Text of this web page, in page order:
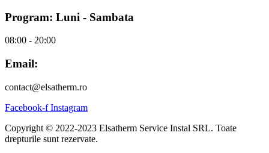
Program: Luni - Sambata
08:00 - 20:00
Email:
contact@elsatherm.ro
Facebook-f Instagram
Copyright © 2022-2023 Elsatherm Service Instal SRL. Toate
drepturile sunt rezervate.